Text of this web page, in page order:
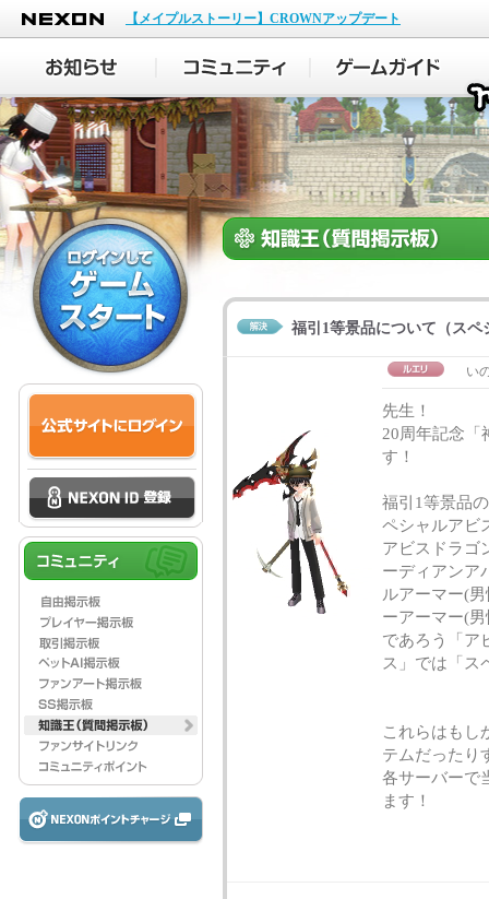
NEXON
【メイプルストーリー】CROWNアップデート
福引1等景品について（スペ
い
先生！
20周年記念「
す！
福引1等景品
ペシャルアビ
アビスドラゴ
ーディアンア
ルアーマー(
ーアーマー(
であろう「ア
ス」では「ス
これらはもし
テムだったり
各サーバーで
ます！